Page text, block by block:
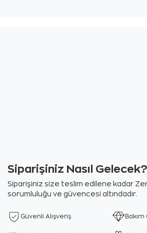
Siparişiniz Nasıl Gelecek?
Siparişiniz size teslim edilene kadar
sorumluluğu ve güvencesi altındadır.
Güvenli Alışveriş Bakım